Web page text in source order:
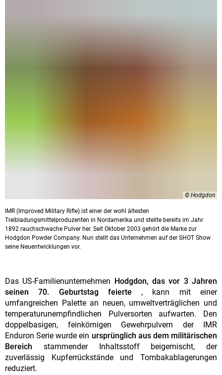
© Hodgdon
IMR (Improved Military Rifle) ist einer der wohl ältesten
Treibladungsmittelproduzenten in Nordamerika und stellte bereits im Jahr
1892 rauchschwache Pulver her. Seit Oktober 2003 gehört die Marke zur
Hodgdon Powder Company. Nun stellt das Unternehmen auf der SHOT Show
seine Neuentwicklungen vor.
Das US-Familienunternehmen
Hodgdon, das vor 3 Jahren
seinen 70. Geburtstag feierte , kann mit einer
umfangreichen Palette an neuen, umweltverträglichen und
temperaturunempfindlichen Pulversorten aufwarten. Den
doppelbasigen, feinkörnigen Gewehrpulvern der IMR
Enduron Serie wurde ein ursprünglich aus dem militärischen
Bereich stammender Inhaltsstoff beigemischt, der
zuverlässig Kupferrückstände und Tombakablagerungen
reduziert.